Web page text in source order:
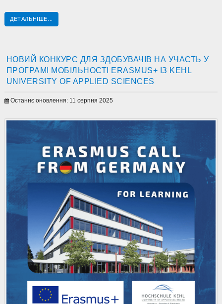
ДЕТАЛЬНІШЕ...
НОВИЙ КОНКУРС ДЛЯ ЗДОБУВАЧІВ НА УЧАСТЬ У
ПРОГРАМІ МОБІЛЬНОСТІ ERASMUS+ ІЗ KEHL
UNIVERSITY OF APPLIED SCIENCES
Останнє оновлення: 11 серпня 2025